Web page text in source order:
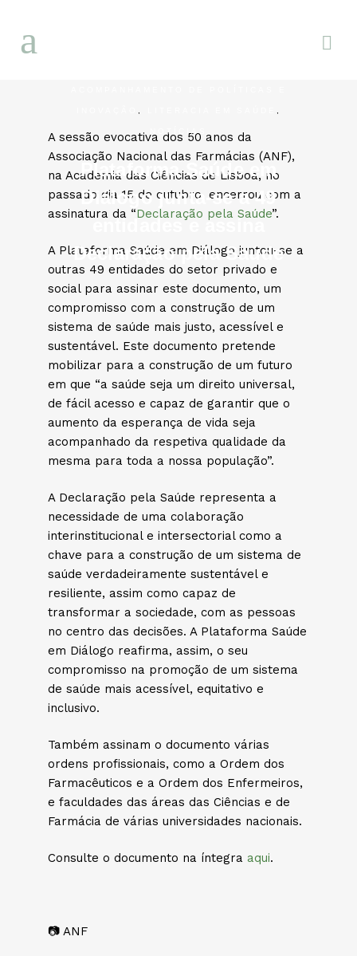
NOTÍCIAS
Plataforma Saúde em
Diálogo junta-se a 49
entidades e assina
Declaração pela Saúde
A sessão evocativa dos 50 anos da
Associação Nacional das Farmácias (ANF),
na Academia das Ciências de Lisboa, no
passado dia 15 de outubro, encerrou com a
assinatura da “Declaração pela Saúde”.
A Plataforma Saúde em Diálogo juntou-se a
outras 49 entidades do setor privado e
social para assinar este documento, um
compromisso com a construção de um
sistema de saúde mais justo, acessível e
sustentável. Este documento pretende
mobilizar para a construção de um futuro
em que “a saúde seja um direito universal,
de fácil acesso e capaz de garantir que o
aumento da esperança de vida seja
acompanhado da respetiva qualidade da
mesma para toda a nossa população”.
A Declaração pela Saúde representa a
necessidade de uma colaboração
interinstitucional e intersectorial como a
chave para a construção de um sistema de
saúde verdadeiramente sustentável e
resiliente, assim como capaz de
transformar a sociedade, com as pessoas
no centro das decisões. A Plataforma Saúde
em Diálogo reafirma, assim, o seu
compromisso na promoção de um sistema
de saúde mais acessível, equitativo e
inclusivo.
Também assinam o documento várias
ordens profissionais, como a Ordem dos
Farmacêuticos e a Ordem dos Enfermeiros,
e faculdades das áreas das Ciências e de
Farmácia de várias universidades nacionais.
Consulte o documento na íntegra aqui.
📷 ANF